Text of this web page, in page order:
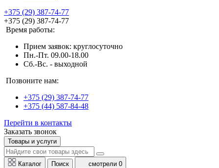
+375 (29) 387-74-77
+375 (29) 387-74-77
Время работы:
Прием заявок: круглосуточно
Пн.-Пт. 09.00-18.00
Cб.-Вс. - выходной
Позвоните нам:
+375 (29) 387-74-77
+375 (44) 587-84-48
Перейти в контакты
Заказать звонок
Товары и услуги
Каталог Поиск смотрели 0